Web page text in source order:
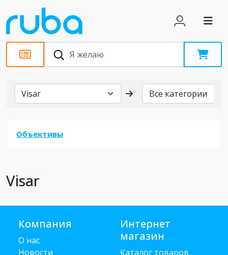
Бренды
Объективы
Visar
Компания
О нас
Новости
Интернет
магазин
Каталог товаров